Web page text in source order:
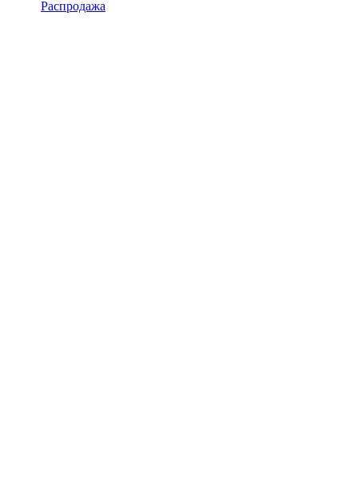
Распродажа